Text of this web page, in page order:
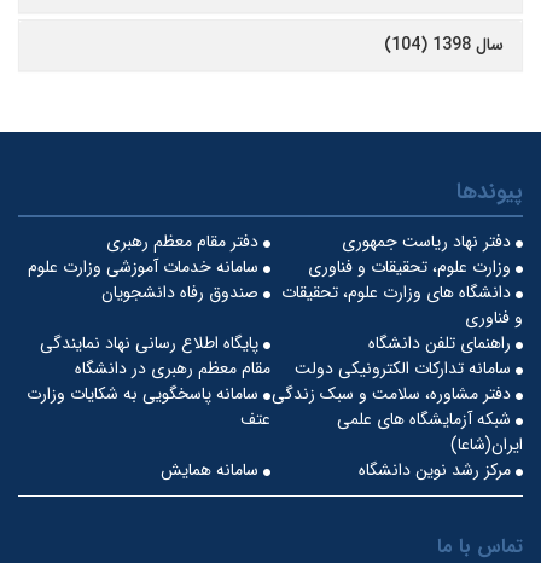
سال 1398 (104)
پیوندها
دفتر مقام معظم رهبری
دفتر نهاد ریاست جمهوری
سامانه خدمات آموزشی وزارت علوم
وزارت علوم، تحقیقات و فناوری
صندوق رفاه دانشجویان
دانشگاه های وزارت علوم، تحقیقات
و فناوری
پایگاه اطلاع رسانی نهاد نمایندگی
مقام معظم رهبری در دانشگاه
راهنمای تلفن دانشگاه
سامانه تدارکات الکترونیکی دولت
سامانه پاسخگویی به شکایات وزارت
عتف
دفتر مشاوره، سلامت و سبک زندگی
شبکه آزمایشگاه های علمی
ایران(شاعا)
سامانه همایش
مرکز رشد نوین دانشگاه
تماس با ما